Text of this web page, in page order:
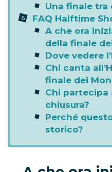
Una finale
FAQ Halftime
A che ora
della finale
Dove vedere
Chi canta
finale dei
Chi partecipa
chiusura?
Perché
storico?